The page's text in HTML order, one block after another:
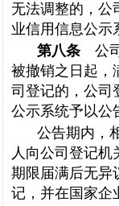
无法调整的，公
业信用信息公示
第八条 公
被撤销之日起，
司登记的，公司
公示系统予以公
公告期内，
人向公司登记
期限届满后无异
记，并在国家企